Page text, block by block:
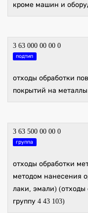
кроме машин и
3 63 000 00 00 0
подтип
отходы обработки
покрытий на металлы
3 63 500 00 00 0
группа
отходы обработки
методом нанесения
лаки, эмали) (отходы
группу 4 43 103)